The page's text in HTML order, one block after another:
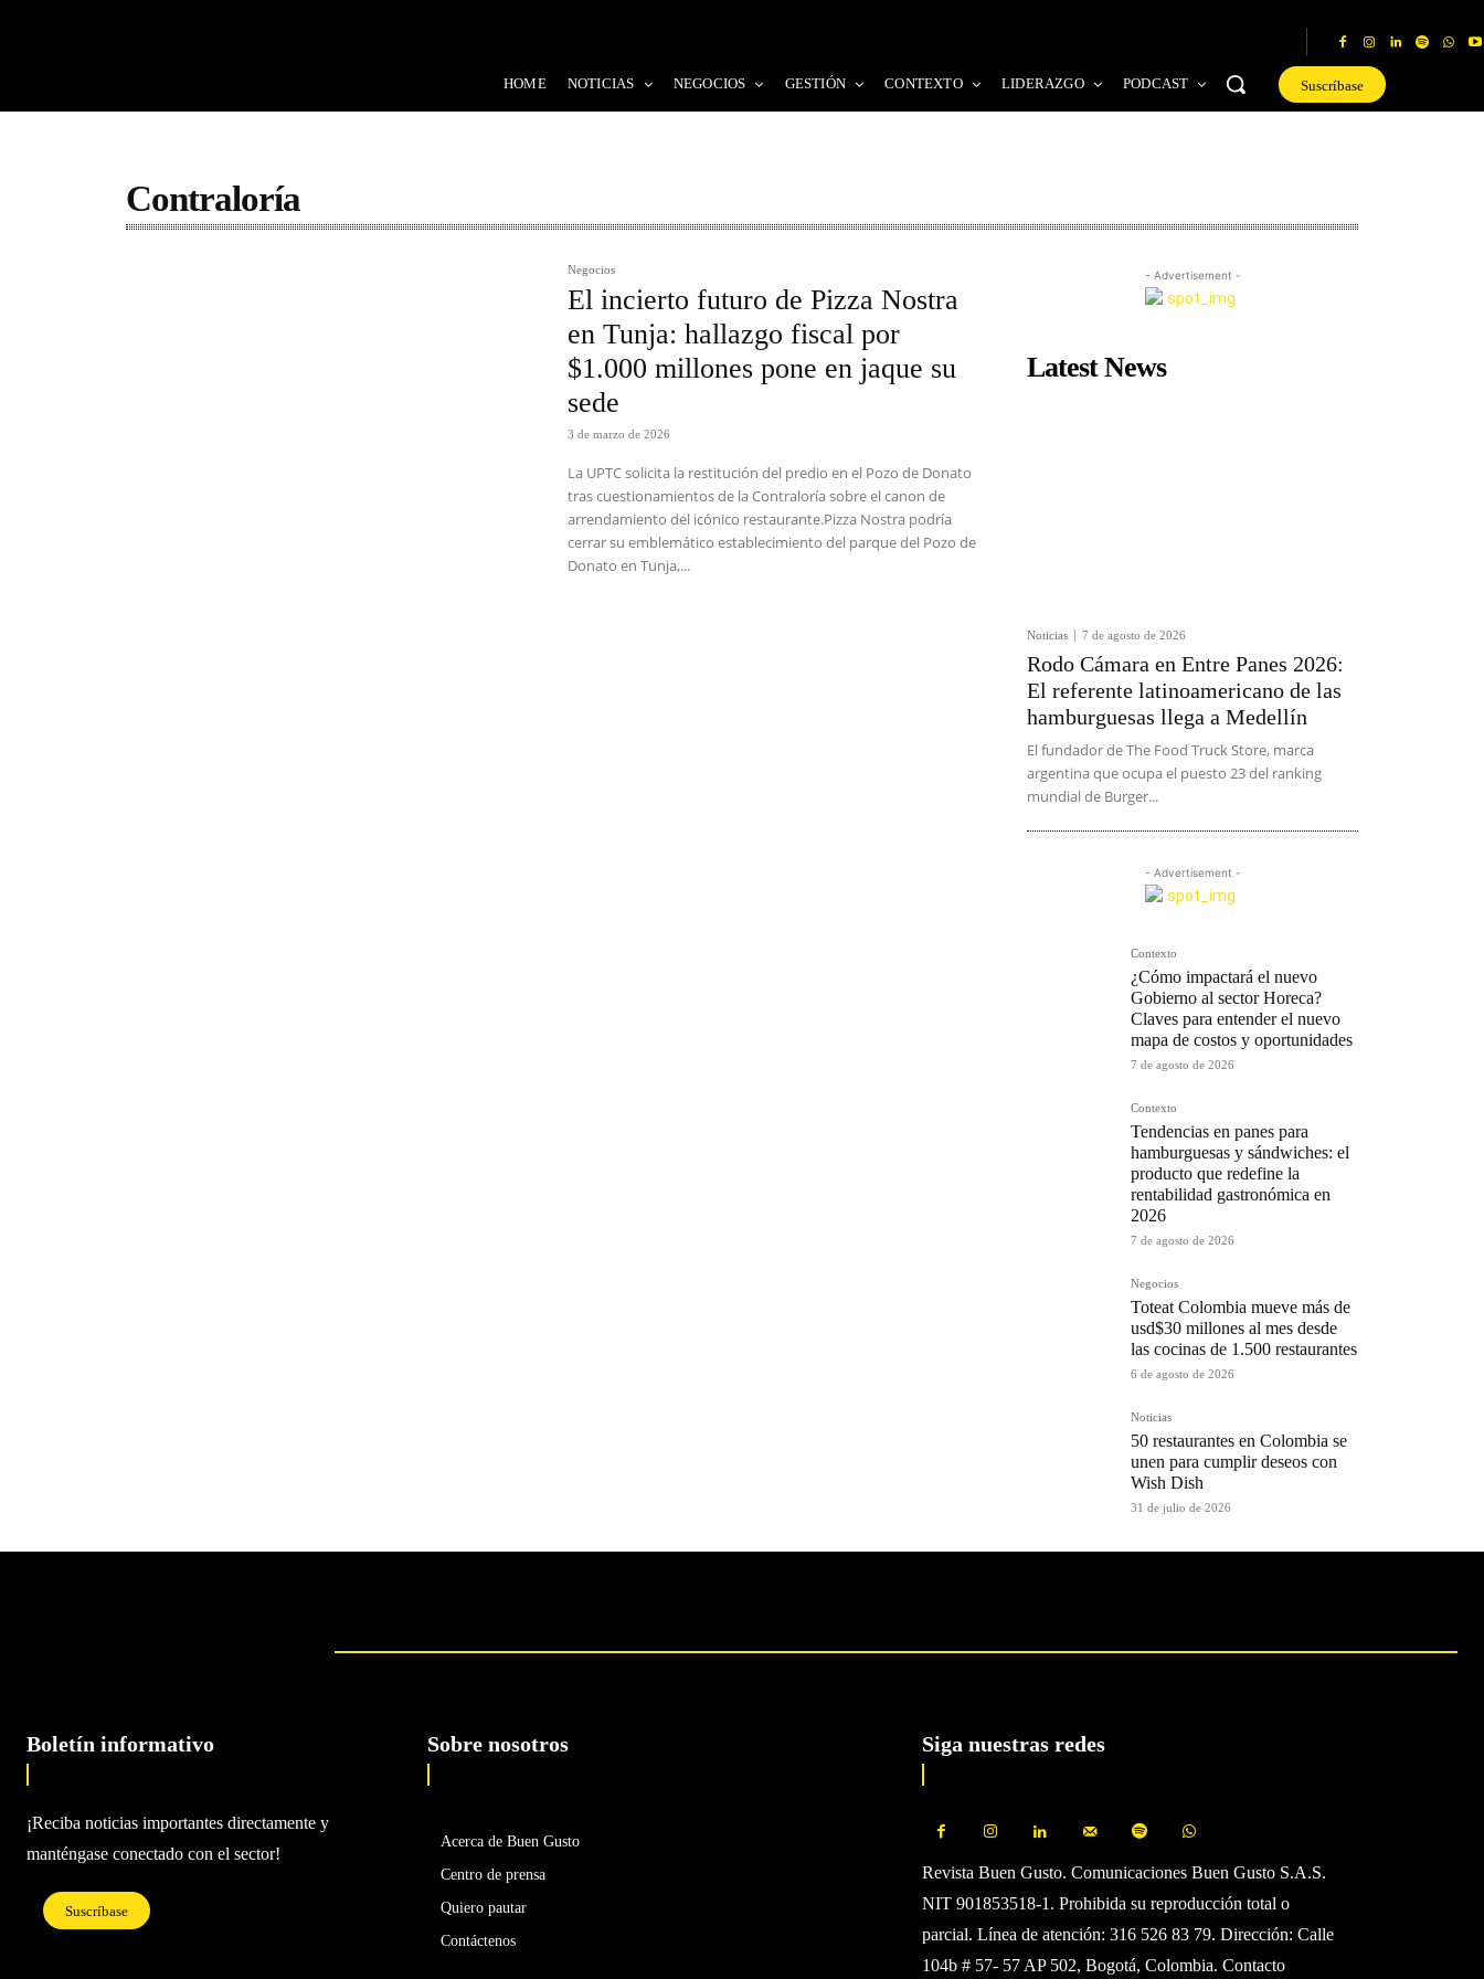
HOME NOTICIAS NEGOCIOS GESTIÓN CONTEXTO LIDERAZGO PODCAST Suscríbase
Contraloría
Negocios
El incierto futuro de Pizza Nostra
en Tunja: hallazgo fiscal por
$1.000 millones pone en jaque su
sede
3 de marzo de 2026
La UPTC solicita la restitución del predio en el Pozo de Donato
tras cuestionamientos de la Contraloría sobre el canon de
arrendamiento del icónico restaurante.Pizza Nostra podría
cerrar su emblemático establecimiento del parque del Pozo de
Donato en Tunja,...
- Advertisement -
Latest News
Noticias 7 de agosto de 2026
Rodo Cámara en Entre Panes 2026:
El referente latinoamericano de las
hamburguesas llega a Medellín
El fundador de The Food Truck Store, marca
argentina que ocupa el puesto 23 del ranking
mundial de Burger...
- Advertisement -
Contexto
¿Cómo impactará el nuevo
Gobierno al sector Horeca?
Claves para entender el nuevo
mapa de costos y oportunidades
7 de agosto de 2026
Contexto
Tendencias en panes para
hamburguesas y sándwiches: el
producto que redefine la
rentabilidad gastronómica en
2026
7 de agosto de 2026
Negocios
Toteat Colombia mueve más de
usd$30 millones al mes desde
las cocinas de 1.500 restaurantes
6 de agosto de 2026
Noticias
50 restaurantes en Colombia se
unen para cumplir deseos con
Wish Dish
31 de julio de 2026
Boletín informativo
¡Reciba noticias importantes directamente y
manténgase conectado con el sector!
Suscríbase
Sobre nosotros
Acerca de Buen Gusto
Centro de prensa
Quiero pautar
Contáctenos
Siga nuestras redes
Revista Buen Gusto. Comunicaciones Buen Gusto S.A.S.
NIT 901853518-1. Prohibida su reproducción total o
parcial. Línea de atención: 316 526 83 79. Dirección: Calle
104b # 57- 57 AP 502, Bogotá, Colombia. Contacto